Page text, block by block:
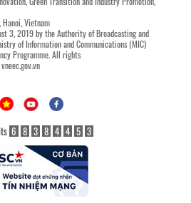
Hanoi, Vietnam
3, 2019 by the Authority of Broadcasting and
of Information and Communications (MIC)
Programme. All rights
6 8 3 8 4 4 5 3